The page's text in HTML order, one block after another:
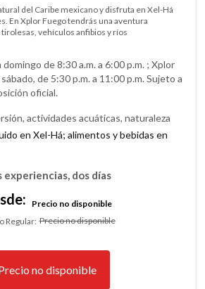
del Caribe mexicano y disfruta en Xel-Há
En Xplor Fuego tendrás una aventura
vehículos anfibios y ríos
domingo de 8:30 a.m. a 6:00 p.m. ;Xplor
de 5:30 p.m. a 11:00 p.m. Sujeto a
oficial.
actividades acuáticas, naturaleza
en Xel-Há; alimentos y bebidas en
experiencias, dos días
Precio no disponible
Regular:Precio no disponible
no disponible